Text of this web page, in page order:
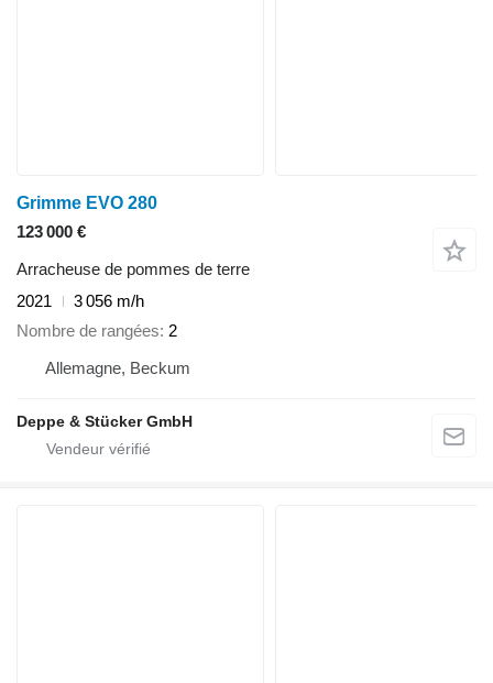
Grimme EVO 280
123 000 €
Arracheuse de pommes de terre
2021
3 056 m/h
Nombre de rangées 2
Allemagne, Beckum
Deppe & Stücker GmbH